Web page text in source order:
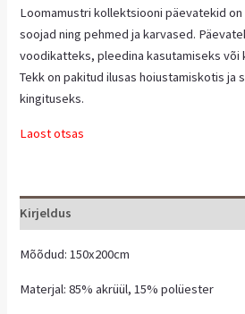
Loomamustri kollektsiooni päevatekid on
soojad ning pehmed ja karvased.
voodikatteks, pleedina kasutamiseks või
Tekk on pakitud ilusas hoiustamiskotis ja
kingituseks.
Laost otsas
Kirjeldus
Mõõdud: 150x200cm
Materjal: 85% akrüül, 15% polüester